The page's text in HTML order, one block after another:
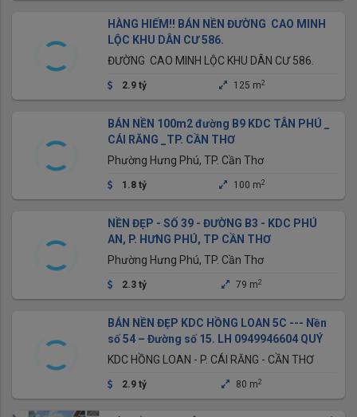
HÀNG HIẾM!! BÁN NỀN ĐƯỜNG CAO MINH
LỘC KHU DÂN CƯ 586.
ĐƯỜNG CAO MINH LỘC KHU DÂN CƯ 586.
2.9 tỷ 125 m2
BÁN NỀN 100m2 đường B9 KDC TÂN PHÚ _
CÁI RĂNG _TP. CẦN THƠ
Phường Hưng Phú, TP. Cần Thơ
1.8 tỷ 100 m2
NỀN ĐẸP - SỐ 39 - ĐƯỜNG B3 - KDC PHÚ
AN, P. HƯNG PHÚ, TP CẦN THƠ
Phường Hưng Phú, TP. Cần Thơ
2.3 tỷ 79 m2
BÁN NỀN ĐẸP KDC HỒNG LOAN 5C --- Nền
số 54 – Đường số 15. LH 0949946604 QUÝ
KDC HỒNG LOAN - P. CÁI RĂNG - CẦN THƠ
2.9 tỷ 80 m2